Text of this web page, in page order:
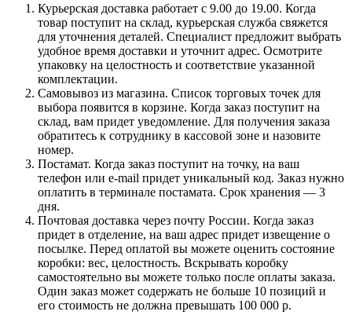
Курьерская доставка работает с 9.00 до 19.00. Когда
товар поступит на склад, курьерская служба свяжется
для уточнения деталей. Специалист предложит выбрать
удобное время доставки и уточнит адрес. Осмотрите
упаковку на целостность и соответствие указанной
комплектации.
Самовывоз из магазина. Список торговых точек для
выбора появится в корзине. Когда заказ поступит на
склад, вам придет уведомление. Для получения заказа
обратитесь к сотруднику в кассовой зоне и назовите
номер.
Постамат. Когда заказ поступит на точку, на ваш
телефон или e-mail придет уникальный код. Заказ нужно
оплатить в терминале постамата. Срок хранения — 3
дня.
Почтовая доставка через почту России. Когда заказ
придет в отделение, на ваш адрес придет извещение о
посылке. Перед оплатой вы можете оценить состояние
коробки: вес, целостность. Вскрывать коробку
самостоятельно вы можете только после оплаты заказа.
Один заказ может содержать не больше 10 позиций и
его стоимость не должна превышать 100 000 р.